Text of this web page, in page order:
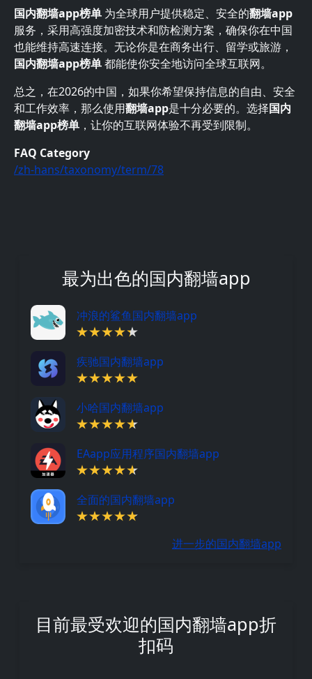
最为出色的国内翻墙app
冲浪的鲨鱼国内翻墙app
疾驰国内翻墙app
小哈国内翻墙app
EAapp应用程序国内翻墙app
全面的国内翻墙app
进一步的国内翻墙app
国内翻墙app榜单 为全球用户提供稳定、安全的翻墙app
服务，采用高强度加密技术和防检测方案，确保你在中国
也能维持高速连接。无论你是在商务出行、留学或旅游，
国内翻墙app榜单都能使你安全地访问全球互联网。
总之，在2026的中国，如果你希望保持信息的自由、安全
和工作效率，那么使用翻墙app是十分必要的。选择国内
翻墙app榜单 ，让你的互联网体验不再受到限制。
FAQ Category
/zh-hans/taxonomy/term/78
目前最受欢迎的国内翻墙app折
扣码